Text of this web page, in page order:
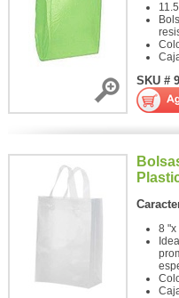
SKU #
8 "x